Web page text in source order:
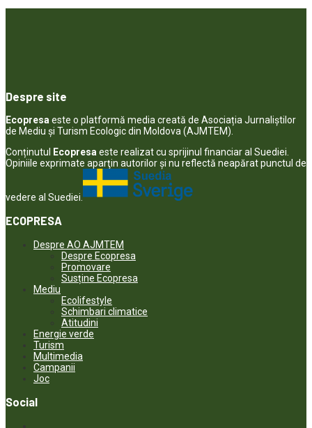
Despre site
Ecopresa este o platformă media creată de Asociația Jurnaliștilor
de Mediu și Turism Ecologic din Moldova (AJMTEM).
Conținutul
Ecopresa este realizat cu sprijinul financiar al Suediei.
Opiniile exprimate aparţin autorilor şi nu reflectă neapărat punctul de
vedere al Suediei.
ECOPRESA
Despre AO AJMTEM
Despre Ecopresa
Promovare
Susține Ecopresa
Mediu
Ecolifestyle
Schimbari climatice
Atitudini
Energie verde
Turism
Multimedia
Campanii
Joc
Social